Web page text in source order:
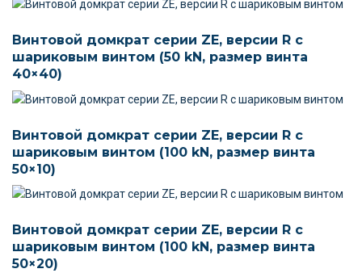
Винтовой домкрат серии ZE, версии R c
шариковым винтом (50 kN, размер винта
40×40)
Винтовой домкрат серии ZE, версии R c
шариковым винтом (100 kN, размер винта
50×10)
Винтовой домкрат серии ZE, версии R c
шариковым винтом (100 kN, размер винта
50×20)